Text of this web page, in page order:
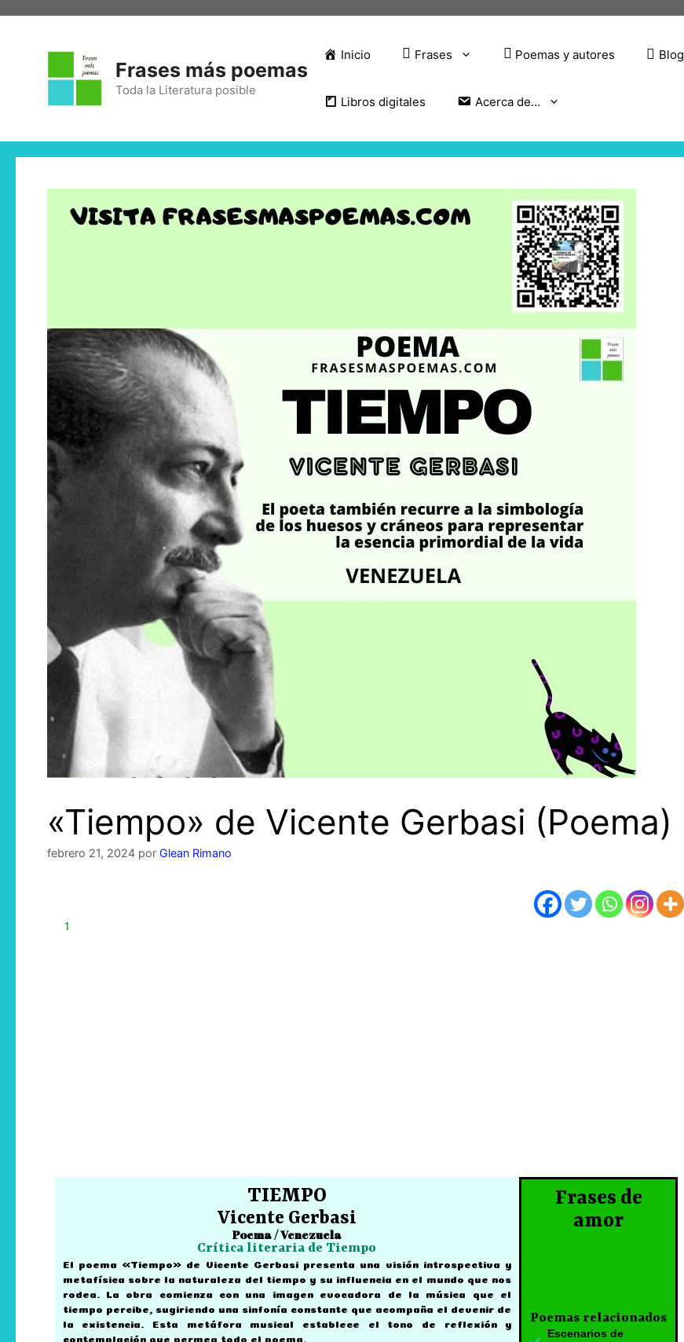
Frases más poemas
Toda la Literatura posible
Inicio Frases Poemas y autores Blog
Libros digitales Acerca de…
«Tiempo» de Vicente Gerbasi (Poema)
febrero 21, 2024 por Glean Rimano
1
TIEMPO
Vicente Gerbasi
Poema / Venezuela
Crítica literaria de Tiempo
El poema «Tiempo» de Vicente Gerbasi presenta una visión introspectiva y
metafísica sobre la naturaleza del tiempo y su influencia en el mundo que nos
rodea. La obra comienza con una imagen evocadora de la música que el
tiempo percibe, sugiriendo una sinfonía constante que acompaña el devenir de
la existencia. Esta metáfora musical establece el tono de reflexión y
contemplación que permea todo el poema.
Frases de
amor
Poemas relacionados
Escenarios de